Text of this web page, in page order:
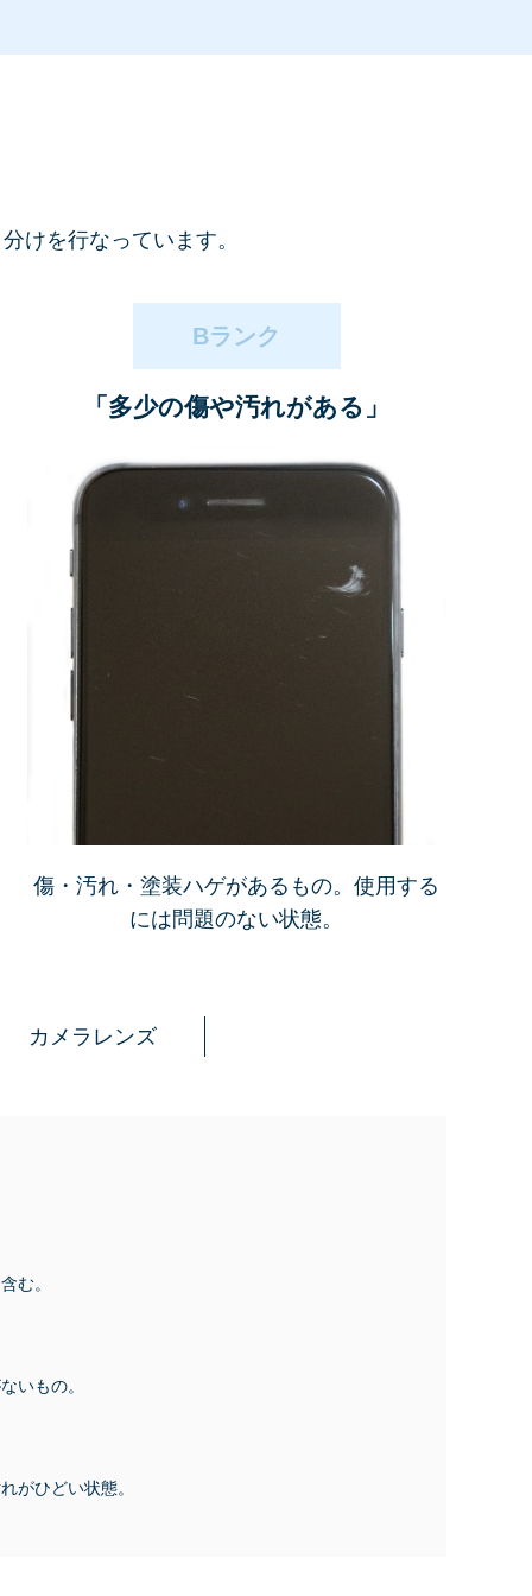
けを行なっています。
Bランク
「多少の傷や汚れがある」
傷・汚れ・塗装ハゲがあるもの。使用する
には問題のない状態。
カメラレンズ
む。
いもの。
がひどい状態。